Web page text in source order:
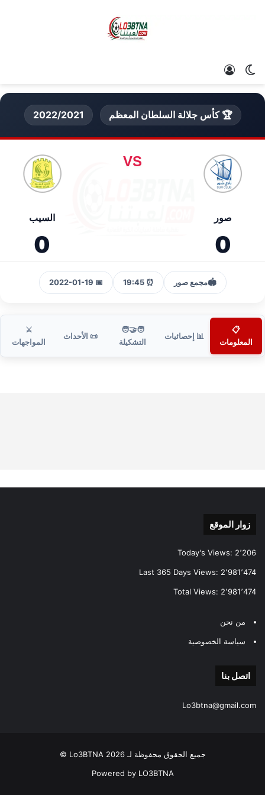
الوضع المظلم
🏆 كأس جلالة السلطان المعظم 2022/2021
صور
0
VS
السيب
0
🏟️مجمع صور ⏰ 19:45
📅 2022-01-19
📋
المعلومات
📊 إحصائيات
🧑‍🤝‍🧑
التشكيلة
📜 الأحداث
⚔️
المواجهات
زوار الموقع
Today's Views: 2٬206
Last 365 Days Views: 2٬981٬474
Total Views: 2٬981٬474
من نحن
سياسة الخصوصية
اتصل بنا
Lo3btna@gmail.com
جميع الحقوق محفوظة لـ Lo3BTNA 2026 ©
Powered by LO3BTNA